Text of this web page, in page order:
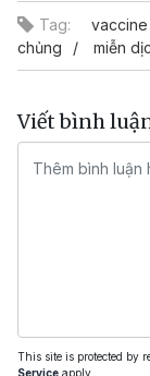
Tag: vaccine
chủng
miễn
Viết bình
This site is protected by
Service apply.